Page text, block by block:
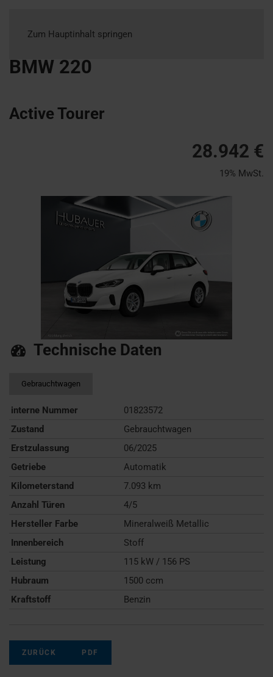
Zum Hauptinhalt springen
BMW 220
Active Tourer
28.942 €
19% MwSt.
Technische Daten
Gebrauchtwagen
interne Nummer
01823572
Zustand
Gebrauchtwagen
Erstzulassung
06/2025
Getriebe
Automatik
Kilometerstand
7.093 km
Anzahl Türen
4/5
Hersteller Farbe
Mineralweiß Metallic
Innenbereich
Stoff
Leistung
115 kW / 156 PS
Hubraum
1500 ccm
Kraftstoff
Benzin
ZURÜCK PDF